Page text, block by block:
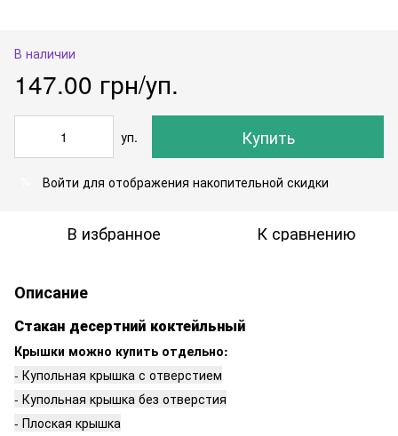
В наличии
147.00 грн/уп.
уп. Купить
Войти для отображения накопительной скидки
В избранное К сравнению
Описание
Стакан десертний коктейльный
Крышки можно купить отдельно:
- Купольная крышка с отверстием
- Купольная крышка без отверстия
- Плоская крышка